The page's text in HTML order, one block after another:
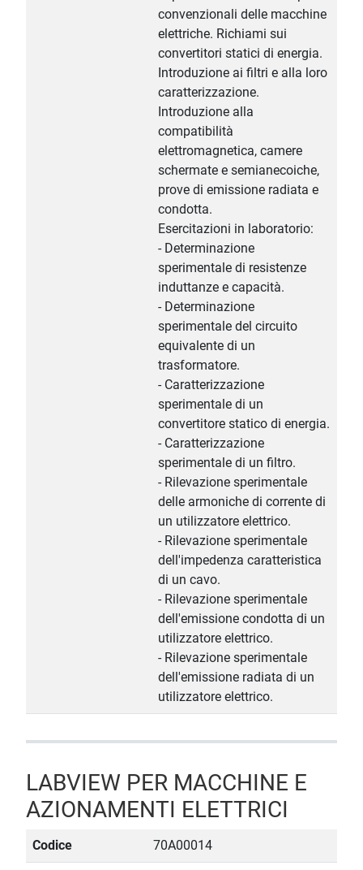
convenzionali delle macchine
elettriche. Richiami sui
convertitori statici di energia.
Introduzione ai filtri e alla loro
caratterizzazione.
Introduzione alla
compatibilità
elettromagnetica, camere
schermate e semianecoiche,
prove di emissione radiata e
condotta.
Esercitazioni in laboratorio:
- Determinazione
sperimentale di resistenze
induttanze e capacità.
- Determinazione
sperimentale del circuito
equivalente di un
trasformatore.
- Caratterizzazione
sperimentale di un
convertitore statico di energia.
- Caratterizzazione
sperimentale di un filtro.
- Rilevazione sperimentale
delle armoniche di corrente di
un utilizzatore elettrico.
- Rilevazione sperimentale
dell'impedenza caratteristica
di un cavo.
- Rilevazione sperimentale
dell'emissione condotta di un
utilizzatore elettrico.
- Rilevazione sperimentale
dell'emissione radiata di un
utilizzatore elettrico.
LABVIEW PER MACCHINE E
AZIONAMENTI ELETTRICI
Codice 70A00014